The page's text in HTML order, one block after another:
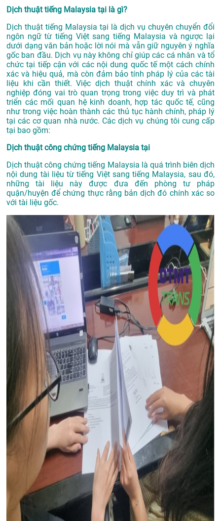
Dịch thuật tiếng Malaysia tại là gì?
Dịch thuật tiếng Malaysia tại là dịch vụ chuyên chuyển đổi
ngôn ngữ từ tiếng Việt sang tiếng Malaysia và ngược lại
dưới dạng văn bản hoặc lời nói mà vẫn giữ nguyên ý nghĩa
gốc ban đầu. Dịch vụ này không chỉ giúp các cá nhân và tổ
chức tại tiếp cận với các nội dung quốc tế một cách chính
xác và hiệu quả, mà còn đảm bảo tính pháp lý của các tài
liệu khi cần thiết. Việc dịch thuật chính xác và chuyên
nghiệp đóng vai trò quan trọng trong việc duy trì và phát
triển các mối quan hệ kinh doanh, hợp tác quốc tế, cũng
như trong việc hoàn thành các thủ tục hành chính, pháp lý
tại các cơ quan nhà nước. Các dịch vụ chúng tôi cung cấp
tại bao gồm:
Dịch thuật công chứng tiếng Malaysia tại
Dịch thuật công chứng tiếng Malaysia là quá trình biên dịch
nội dung tài liệu từ tiếng Việt sang tiếng Malaysia, sau đó,
những tài liệu này được đưa đến phòng tư pháp
quận/huyện để chứng thực rằng bản dịch đó chính xác so
với tài liệu gốc.